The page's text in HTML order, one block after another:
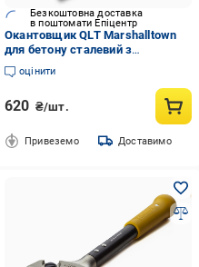
Безкоштовна доставка
в поштомати Епіцентр
Окантовщик QLT Marshalltown
для бетону сталевий з
дерев'яною ручкою 152х76 мм
Ø-13 губа 16 мм (13966)
оцінити
620 ₴/шт.
Привеземо Доставимо